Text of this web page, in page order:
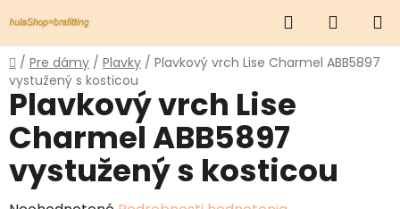
na
obsah
Hľadať
KOŠÍK
Domov
/ Pre dámy / Plavky / Plavkový vrch Lise Charmel ABB5897
vystužený s kosticou
Plavkový vrch Lise
Charmel ABB5897
vystužený s kosticou